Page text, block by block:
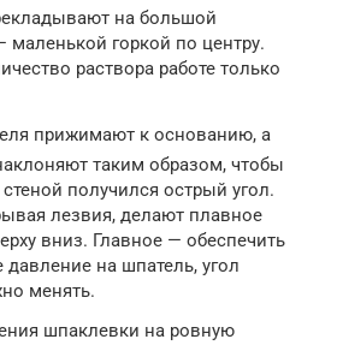
на большой
маленькой горкой по центру.
раствора работе только
прижимают к основанию, а
таким образом, чтобы
получился острый угол.
лезвия, делают плавное
вниз. Главное — обеспечить
на шпатель, угол
менять.
шпаклевки на ровную